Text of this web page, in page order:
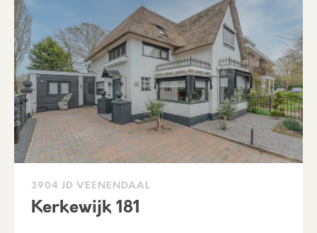
3904 JD VEENENDAAL
Kerkewijk 181